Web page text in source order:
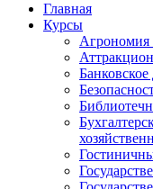
Главная
Курсы
Агрономия
Банковское